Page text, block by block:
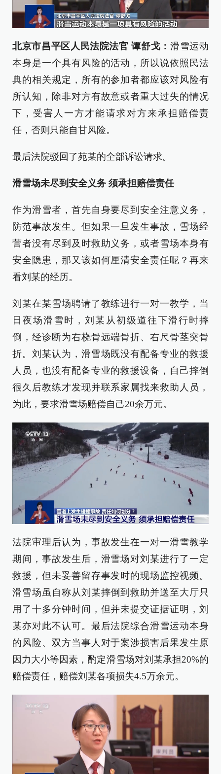
北京市昌平区人民法院法官 谭舒戈：滑雪运动
本身是一个具有风险的活动，所以说依照民法
典的相关规定，所有的参加者都应该对风险有
所认知，除非对方有故意或者重大过失的情况
下，受害人一方才能请求对方来承担赔偿责
任，否则只能自甘风险。
最后法院驳回了苑某的全部诉讼请求。
滑雪场未尽到安全义务 须承担赔偿责任
作为滑雪者，首先自身要尽到安全注意义务，
防范事故发生。但如果一旦发生事故，雪场经
营者没有尽到及时救助义务，或者雪场本身有
安全隐患，那又该如何厘清安全责任呢？再来
看刘某的经历。
刘某在某雪场聘请了教练进行一对一教学，当
日夜场滑雪时，刘某从初级道往下滑行时摔
倒，经诊断为右桡骨远端骨折、右尺骨茎突骨
折。刘某认为，滑雪场既没有配备专业的救援
人员，也没有配备专业的救援设备，自己摔倒
很久后教练才发现并联系家属找来救助人员，
为此，要求滑雪场赔偿自己20余万元。
法院审理后认为，事故发生在一对一滑雪教学
期间，事故发生后，滑雪场对刘某进行了一定
救援，但未妥善留存事发时的现场监控视频。
滑雪场虽自称从刘某摔倒到救助并送至大厅只
用了十多分钟时间，但并未提交证据证明，刘
某亦对此不认可。最后法院综合滑雪运动本身
的风险、双方当事人对于案涉损害后果发生原
因力大小等因素，酌定滑雪场对刘某承担20%的
赔偿责任，赔偿刘某各项损失4.5万余元。